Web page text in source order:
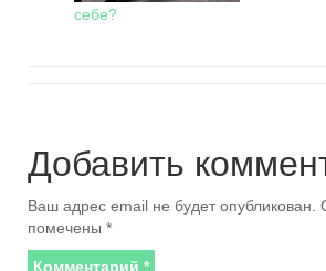
себе?
Добавить
Ваш адрес email не будет опубликован.
помечены *
Комментарий *